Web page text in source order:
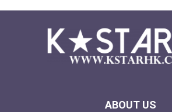
ABOUT US